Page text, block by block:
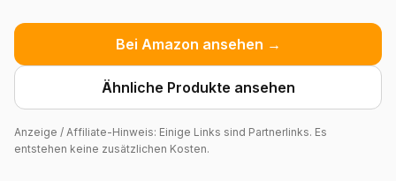
Bei Amazon ansehen →
Ähnliche Produkte ansehen
Anzeige / Affiliate-Hinweis: Einige Links sind Partnerlinks. Es
entstehen keine zusätzlichen Kosten.